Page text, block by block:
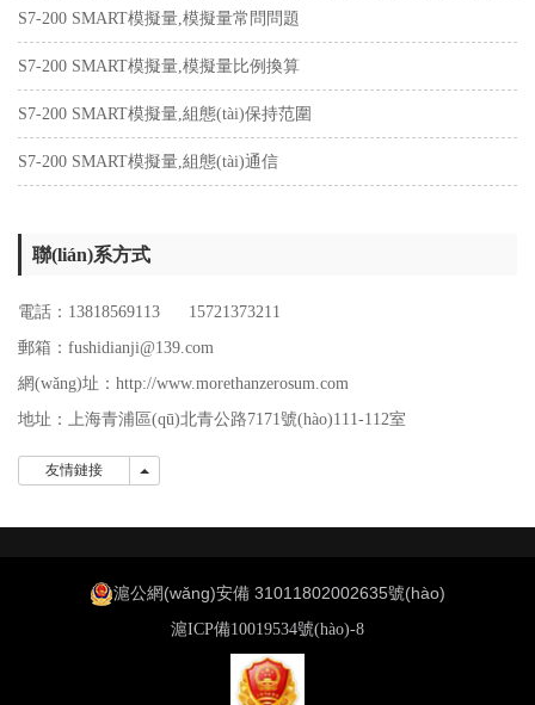
S7-200 SMART模擬量,模擬量常問問題
S7-200 SMART模擬量,模擬量比例換算
S7-200 SMART模擬量,組態(tài)保持范圍
S7-200 SMART模擬量,組態(tài)通信
聯(lián)系方式
電話：13818569113 15721373211
郵箱：fushidianji@139.com
網(wǎng)址：http://www.morethanzerosum.com
地址：
上海青浦區(qū)北青公路7171號(hào)111-112室
友情鏈接 友情鏈接
滬公網(wǎng)安備 31011802002635號(hào)
滬ICP備10019534號(hào)-8